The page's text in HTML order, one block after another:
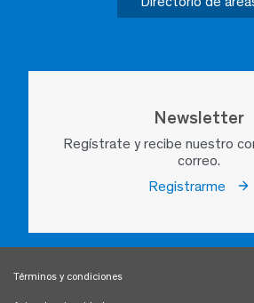
Newsletter
Regístrate y recibe nuestro
correo.
Registrarme
Términos y condiciones